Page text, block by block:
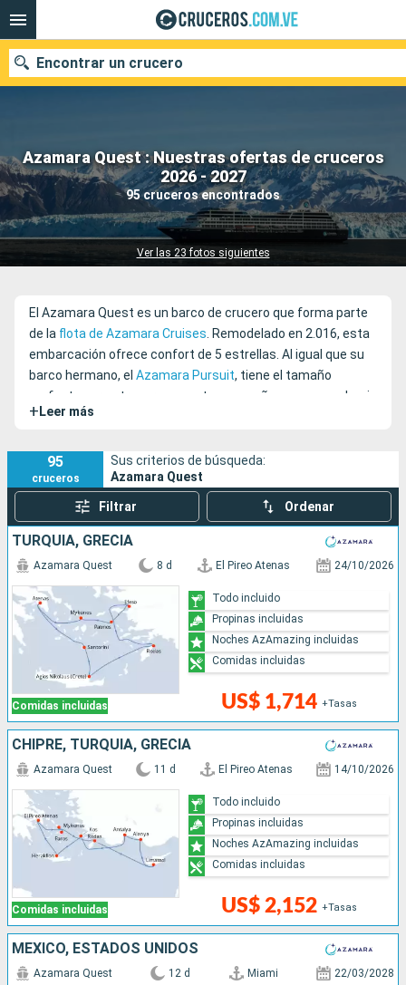
Azamara Quest : Nuestras ofertas de cruceros
2026 - 2027
95 cruceros encontrados
Ver las 23 fotos siguientes
Encontrar un crucero
Nuestros destinos
Fecha de salida
El Azamara Quest es un barco de crucero que forma parte
de la flota de Azamara Cruises. Remodelado en 2.016, esta
embarcación ofrece confort de 5 estrellas. Al igual que su
barco hermano, el Azamara Pursuit, tiene el tamaño
perfecto para atracar en puertos pequeños o navegar hacia
hermosos lugares que resultan inaccesibles para barcos
+ Leer más
95
cruceros
Sus criterios de búsqueda:
Azamara Quest
Filtrar Ordenar
TURQUÍA, GRECIA
Comidas incluidas
Azamara Quest 8 d El Pireo Atenas 24/10/2026
US$ 1,714 +Tasas
Todo incluido
Propinas incluidas
Noches AzAmazing incluidas
Comidas incluidas
CHIPRE, TURQUÍA, GRECIA
Comidas incluidas
Azamara Quest 11 d El Pireo Atenas 14/10/2026
US$ 2,152 +Tasas
Todo incluido
Propinas incluidas
Noches AzAmazing incluidas
Comidas incluidas
MÉXICO, ESTADOS UNIDOS
Azamara Quest 12 d Miami 22/03/2028